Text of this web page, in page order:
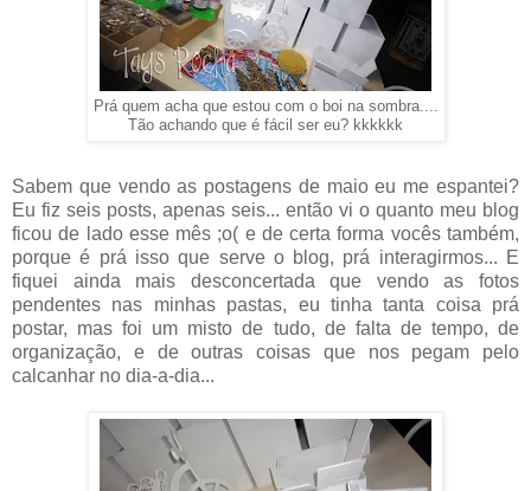
Prá quem acha que estou com o boi na sombra....
Tão achando que é fácil ser eu? kkkkkk
Sabem que vendo as postagens de maio eu me espantei?
Eu fiz seis posts, apenas seis... então vi o quanto meu blog
ficou de lado esse mês ;o( e de certa forma vocês também,
porque é prá isso que serve o blog, prá interagirmos... E
fiquei ainda mais desconcertada que vendo as fotos
pendentes nas minhas pastas, eu tinha tanta coisa prá
postar, mas foi um misto de tudo, de falta de tempo, de
organização, e de outras coisas que nos pegam pelo
calcanhar no dia-a-dia...